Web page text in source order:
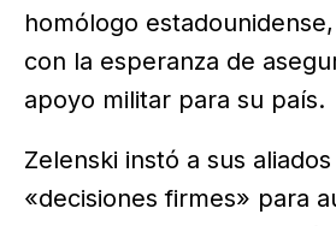
homólogo
con la esperanza de
apoyo militar para su país.
Zelenski instó a sus
«decisiones firmes» para